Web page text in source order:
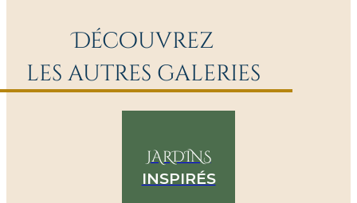
Découvrez
les autres galeries
JARDINS
INSPIRÉS